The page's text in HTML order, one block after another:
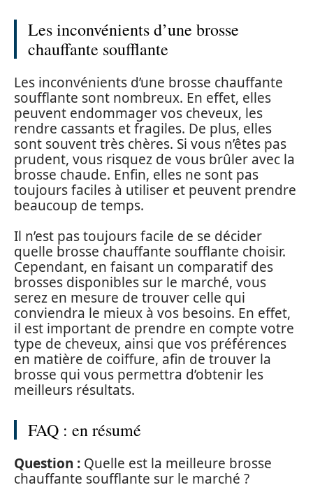
Les inconvénients d’une brosse
chauffante soufflante
Les inconvénients d’une brosse chauffante
soufflante sont nombreux. En effet, elles
peuvent endommager vos cheveux, les
rendre cassants et fragiles. De plus, elles
sont souvent très chères. Si vous n’êtes pas
prudent, vous risquez de vous brûler avec la
brosse chaude. Enfin, elles ne sont pas
toujours faciles à utiliser et peuvent prendre
beaucoup de temps.
Il n’est pas toujours facile de se décider
quelle brosse chauffante soufflante choisir.
Cependant, en faisant un comparatif des
brosses disponibles sur le marché, vous
serez en mesure de trouver celle qui
conviendra le mieux à vos besoins. En effet,
il est important de prendre en compte votre
type de cheveux, ainsi que vos préférences
en matière de coiffure, afin de trouver la
brosse qui vous permettra d’obtenir les
meilleurs résultats.
FAQ : en résumé
Question : Quelle est la meilleure brosse
chauffante soufflante sur le marché ?